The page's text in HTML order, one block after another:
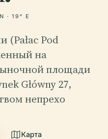
· 19° E
(Pałac Pod
на
площади
Główny 27,
непрехо
Карта